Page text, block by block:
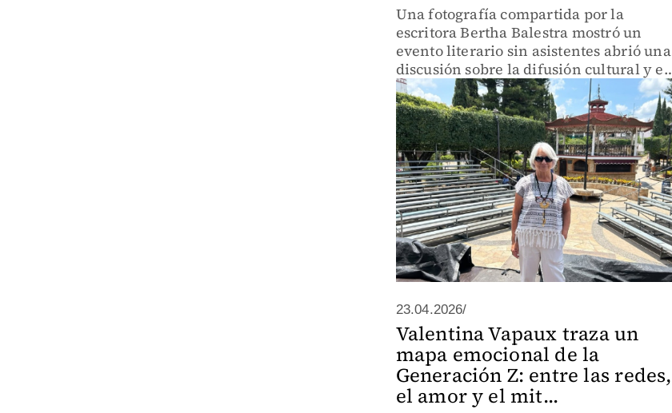
Una fotografía compartida por la
escritora Bertha Balestra mostró un
evento literario sin asistentes abrió una
discusión sobre la difusión cultural y el
interés por la lectura.
23.04.2026/
Valentina Vapaux traza un
mapa emocional de la
Generación Z: entre las redes,
el amor y el mit...